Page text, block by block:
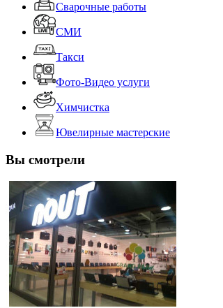
Сварочные работы
СМИ
Такси
Фото-Видео услуги
Химчистка
Ювелирные мастерские
Вы смотрели